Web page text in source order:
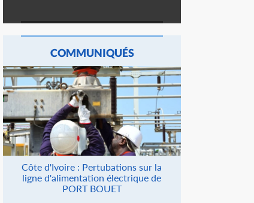
COMMUNIQUÉS
Côte d'Ivoire : Pertubations sur la
ligne d'alimentation électrique de
PORT BOUET